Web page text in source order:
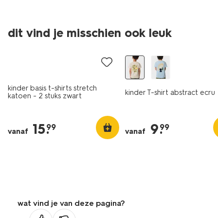
dit vind je misschien ook leuk
2 stuks
kinder basis t-shirts stretch
katoen - 2 stuks zwart
vanaf 15.
99
nieuw
kinder T-shirt abstract ecru
vanaf 9.
99
wat vind je van deze pagina?